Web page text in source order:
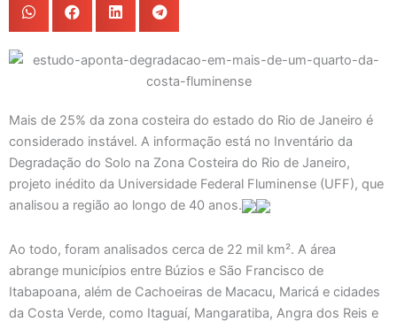
Mais de 25% da zona costeira do estado do Rio de Janeiro é
considerado instável. A informação está no Inventário da
Degradação do Solo na Zona Costeira do Rio de Janeiro,
projeto inédito da Universidade Federal Fluminense (UFF), que
analisou a região ao longo de 40 anos.
Ao todo, foram analisados cerca de 22 mil km². A área
abrange municípios entre Búzios e São Francisco de
Itabapoana, além de Cachoeiras de Macacu, Maricá e cidades
da Costa Verde, como Itaguaí, Mangaratiba, Angra dos Reis e